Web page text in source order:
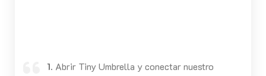
1. Abrir Tiny Umbrella y conectar nuestro